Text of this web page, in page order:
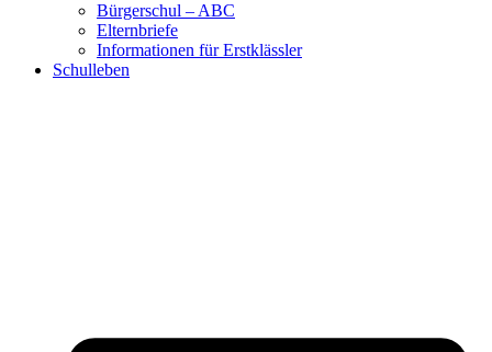
Bürgerschul – ABC
Elternbriefe
Informationen für Erstklässler
Schulleben